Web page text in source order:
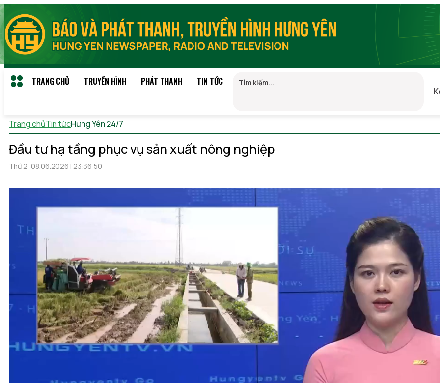
TRANG CHỦ TRUYỀN HÌNH PHÁT THANH TIN TỨC
Trang chủTin tứcHưng Yên 24/7
Đầu tư hạ tầng phục vụ sản xuất nông nghiệp
Thứ 2, 08.06.2026 | 23:36:50